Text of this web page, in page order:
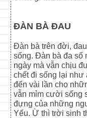
ĐÀN BÀ ĐAU
Đàn bà trên đời,
sống. Đàn bà đa số
ngày mà vẫn chịu
chết đi sống lại
đến vài lần cho
vẫn mỉm cười sống
đựng của những
Yếu. Ừ thì trời sinh